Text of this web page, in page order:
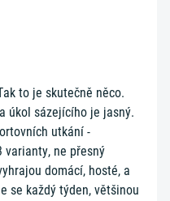
to je skutečně něco.
úkol sázejícího je jasný.
utkání -
ne přesný
domácí, hosté, a
se každý týden, většinou